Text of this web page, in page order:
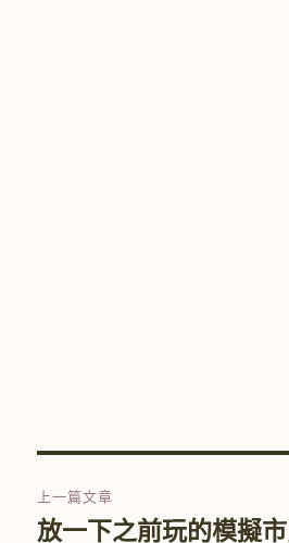
章
上一篇文章
上
放一下之前玩的模擬